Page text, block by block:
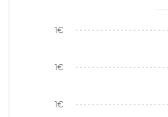
1€
1€
1€